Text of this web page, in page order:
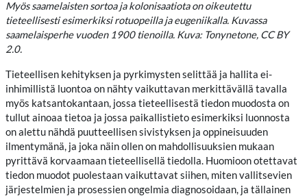
Myös saamelaisten sortoa ja kolonisaatiota on oikeutettu
tieteellisesti esimerkiksi rotuopeilla ja eugeniikalla. Kuvassa
saamelaisperhe vuoden 1900 tienoilla. Kuva: Tonynetone, CC BY
2.0.
Tieteellisen kehityksen ja pyrkimysten selittää ja hallita ei-
inhimillistä luontoa on nähty vaikuttavan merkittävällä tavalla
myös katsantokantaan, jossa tieteellisestä tiedon muodosta on
tullut ainoaa tietoa ja jossa paikallistieto esimerkiksi luonnosta
on alettu nähdä puutteellisen sivistyksen ja oppineisuuden
ilmentymänä, ja joka näin ollen on mahdollisuuksien mukaan
pyrittävä korvaamaan tieteellisellä tiedolla. Huomioon otettavat
tiedon muodot puolestaan vaikuttavat siihen, miten vallitsevien
järjestelmien ja prosessien ongelmia diagnosoidaan, ja tällainen